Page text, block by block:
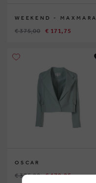
WEEKEND - MAXMARA
€ 375,00 € 171,75
OSCAR
€ 375,00 € 179,25